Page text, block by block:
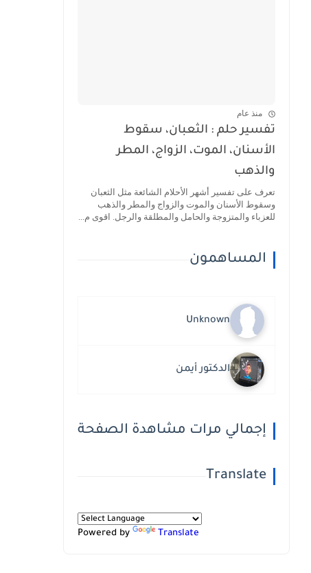
منذ عام
تفسير حلم : الثعبان، سقوط
الأسنان، الموت، الزواج، المطر
والذهب
تعرف على تفسير أشهر الأحلام الشائعة مثل الثعبان
وسقوط الأسنان والموت والزواج والمطر والذهب
للعزباء والمتزوجة والحامل والمطلقة والرجل. اقوى م...
المساهمون
Unknown
الدكتور أيمن
إجمالي مرات مشاهدة الصفحة
Translate
Powered by Translate